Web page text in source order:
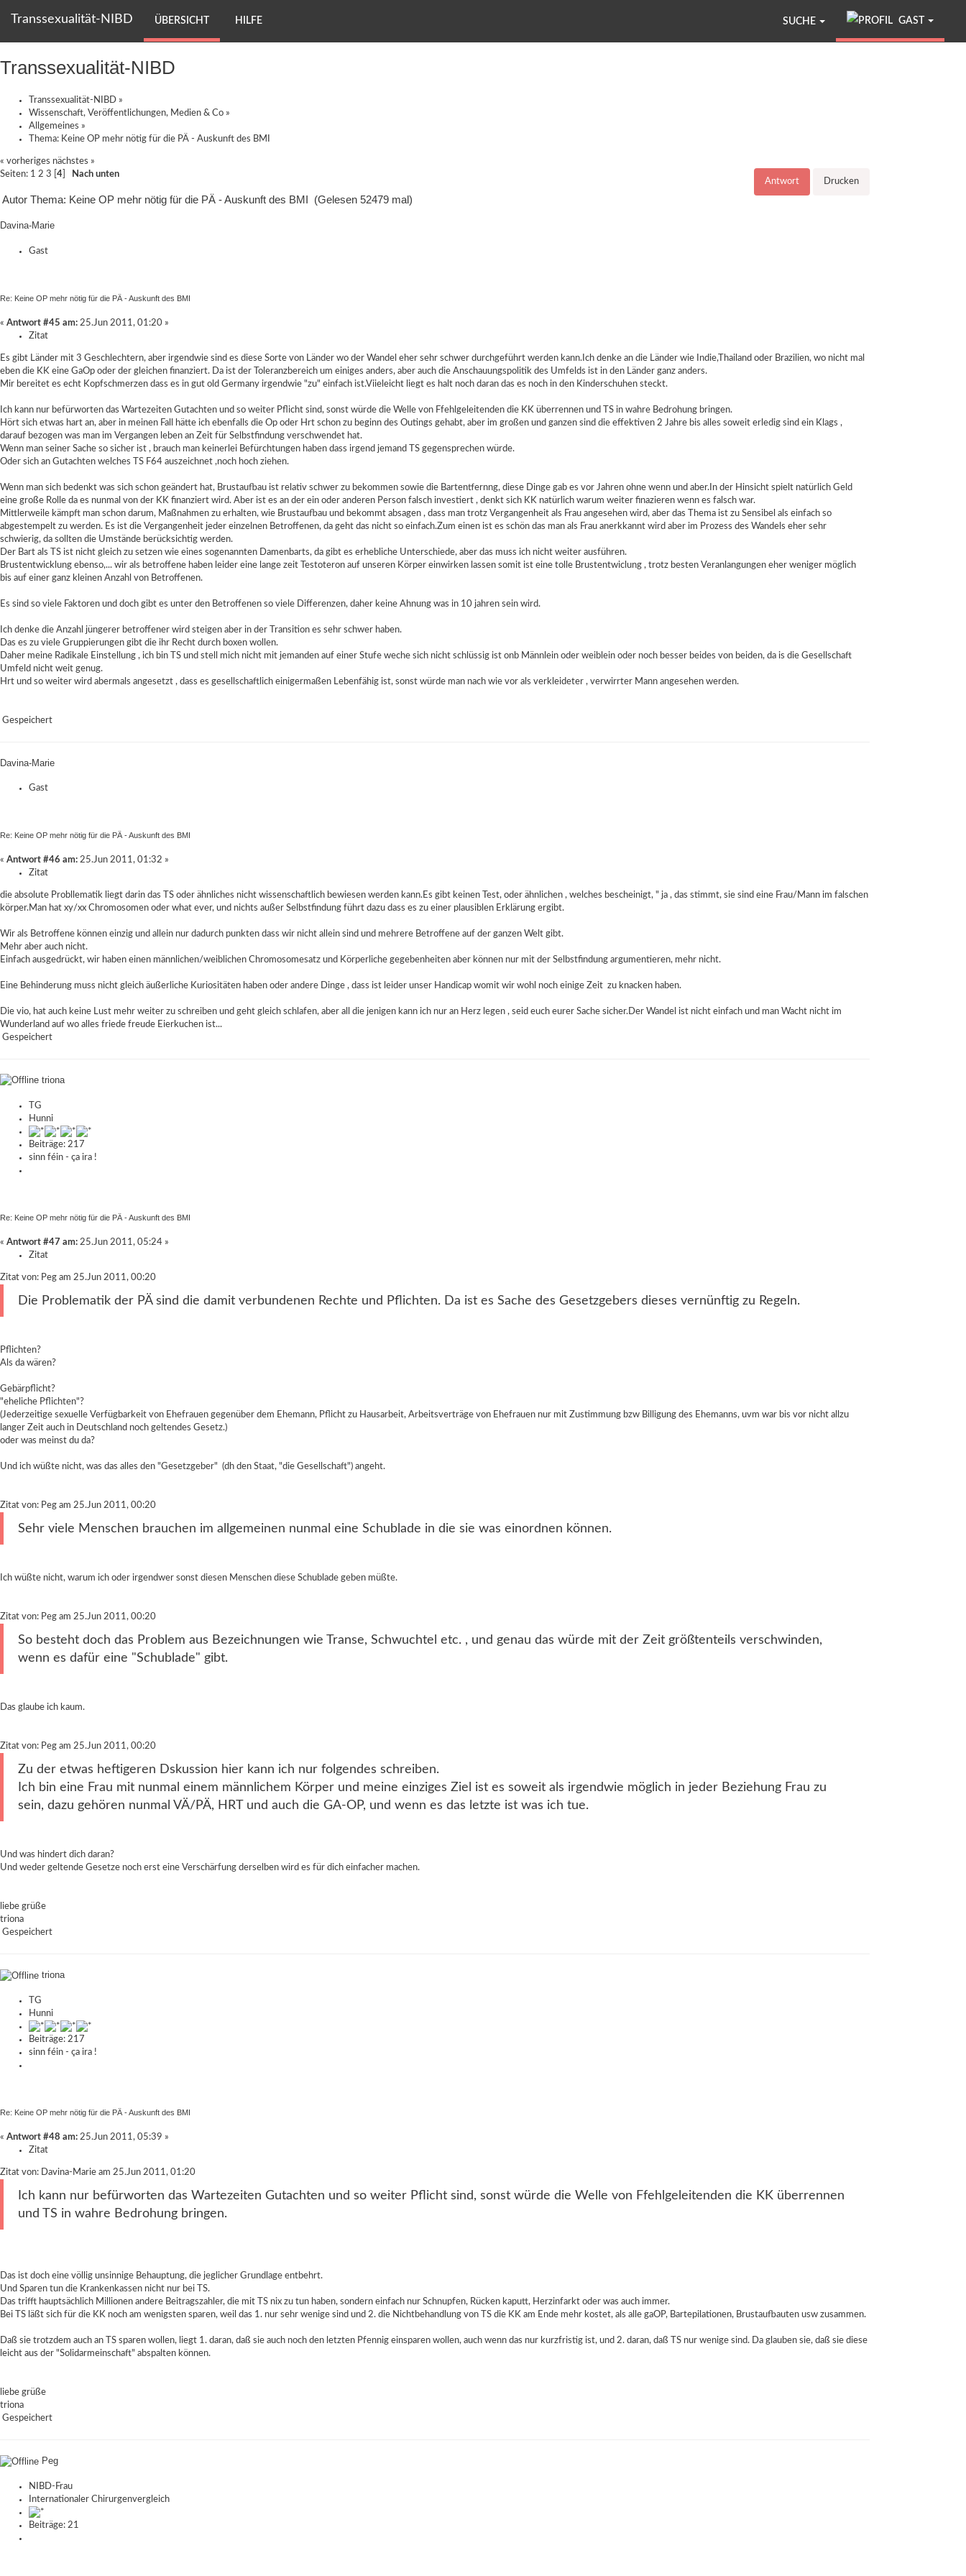
Transsexualität-NIBD ÜBERSICHT HILFE GAST
SUCHE
Transsexualität-NIBD
Transsexualität-NIBD »
Wissenschaft, Veröffentlichungen, Medien & Co »
Allgemeines »
Thema: Keine OP mehr nötig für die PÄ - Auskunft des BMI
« vorheriges nächstes »
Antwort Drucken
Seiten: 1 2 3 4 Nach unten
Autor Thema: Keine OP mehr nötig für die PÄ - Auskunft des BMI (Gelesen 52479 mal)
Davina-Marie
Gast
Re: Keine OP mehr nötig für die PÄ - Auskunft des BMI
« Antwort #45 am: 25.Jun 2011, 01:20 »
Zitat
Es gibt Länder mit 3 Geschlechtern, aber irgendwie sind es diese Sorte von Länder wo der Wandel eher sehr schwer durchgeführt werden kann.Ich denke an die Länder wie Indie,Thailand oder Brazilien, wo nicht mal
eben die KK eine GaOp oder der gleichen finanziert. Da ist der Toleranzbereich um einiges anders, aber auch die Anschauungspolitik des Umfelds ist in den Länder ganz anders.
Mir bereitet es echt Kopfschmerzen dass es in gut old Germany irgendwie "zu" einfach ist.Viieleicht liegt es halt noch daran das es noch in den Kinderschuhen steckt.
Ich kann nur befürworten das Wartezeiten Gutachten und so weiter Pflicht sind, sonst würde die Welle von Ffehlgeleitenden die KK überrennen und TS in wahre Bedrohung bringen.
Hört sich etwas hart an, aber in meinen Fall hätte ich ebenfalls die Op oder Hrt schon zu beginn des Outings gehabt, aber im großen und ganzen sind die effektiven 2 Jahre bis alles soweit erledig sind ein Klags ,
darauf bezogen was man im Vergangen leben an Zeit für Selbstfindung verschwendet hat.
Wenn man seiner Sache so sicher ist , brauch man keinerlei Befürchtungen haben dass irgend jemand TS gegensprechen würde.
Oder sich an Gutachten welches TS F64 auszeichnet ,noch hoch ziehen.
Wenn man sich bedenkt was sich schon geändert hat, Brustaufbau ist relativ schwer zu bekommen sowie die Bartentfernng, diese Dinge gab es vor Jahren ohne wenn und aber.In der Hinsicht spielt natürlich Geld
eine große Rolle da es nunmal von der KK finanziert wird. Aber ist es an der ein oder anderen Person falsch investiert , denkt sich KK natürlich warum weiter finazieren wenn es falsch war.
Mittlerweile kämpft man schon darum, Maßnahmen zu erhalten, wie Brustaufbau und bekommt absagen , dass man trotz Vergangenheit als Frau angesehen wird, aber das Thema ist zu Sensibel als einfach so
abgestempelt zu werden. Es ist die Vergangenheit jeder einzelnen Betroffenen, da geht das nicht so einfach.Zum einen ist es schön das man als Frau anerkkannt wird aber im Prozess des Wandels eher sehr
schwierig, da sollten die Umstände berücksichtig werden.
Der Bart als TS ist nicht gleich zu setzen wie eines sogenannten Damenbarts, da gibt es erhebliche Unterschiede, aber das muss ich nicht weiter ausführen.
Brustentwicklung ebenso,... wir als betroffene haben leider eine lange zeit Testoteron auf unseren Körper einwirken lassen somit ist eine tolle Brustentwiclung , trotz besten Veranlangungen eher weniger möglich
bis auf einer ganz kleinen Anzahl von Betroffenen.
Es sind so viele Faktoren und doch gibt es unter den Betroffenen so viele Differenzen, daher keine Ahnung was in 10 jahren sein wird.
Ich denke die Anzahl jüngerer betroffener wird steigen aber in der Transition es sehr schwer haben.
Das es zu viele Gruppierungen gibt die ihr Recht durch boxen wollen.
Daher meine Radikale Einstellung , ich bin TS und stell mich nicht mit jemanden auf einer Stufe weche sich nicht schlüssig ist onb Männlein oder weiblein oder noch besser beides von beiden, da is die Gesellschaft
Umfeld nicht weit genug.
Hrt und so weiter wird abermals angesetzt , dass es gesellschaftlich einigermaßen Lebenfähig ist, sonst würde man nach wie vor als verkleideter , verwirrter Mann angesehen werden.
Gespeichert
Davina-Marie
Gast
Re: Keine OP mehr nötig für die PÄ - Auskunft des BMI
« Antwort #46 am: 25.Jun 2011, 01:32 »
Zitat
die absolute Probllematik liegt darin das TS oder ähnliches nicht wissenschaftlich bewiesen werden kann.Es gibt keinen Test, oder ähnlichen , welches bescheinigt, " ja , das stimmt, sie sind eine Frau/Mann im falschen
körper.Man hat xy/xx Chromosomen oder what ever, und nichts außer Selbstfindung führt dazu dass es zu einer plausiblen Erklärung ergibt.
Wir als Betroffene können einzig und allein nur dadurch punkten dass wir nicht allein sind und mehrere Betroffene auf der ganzen Welt gibt.
Mehr aber auch nicht.
Einfach ausgedrückt, wir haben einen männlichen/weiblichen Chromosomesatz und Körperliche gegebenheiten aber können nur mit der Selbstfindung argumentieren, mehr nicht.
Eine Behinderung muss nicht gleich äußerliche Kuriositäten haben oder andere Dinge , dass ist leider unser Handicap womit wir wohl noch einige Zeit zu knacken haben.
Die vio, hat auch keine Lust mehr weiter zu schreiben und geht gleich schlafen, aber all die jenigen kann ich nur an Herz legen , seid euch eurer Sache sicher.Der Wandel ist nicht einfach und man Wacht nicht im
Wunderland auf wo alles friede freude Eierkuchen ist...
Gespeichert
triona
TG
Hunni
Beiträge: 217
sinn féin - ça ira !
Re: Keine OP mehr nötig für die PÄ - Auskunft des BMI
« Antwort #47 am: 25.Jun 2011, 05:24 »
Zitat
Zitat von: Peg am 25.Jun 2011, 00:20
Die Problematik der PÄ sind die damit verbundenen Rechte und Pflichten. Da ist es Sache des Gesetzgebers dieses vernünftig zu Regeln.
Pflichten?
Als da wären?
Gebärpflicht?
"eheliche Pflichten"?
(Jederzeitige sexuelle Verfügbarkeit von Ehefrauen gegenüber dem Ehemann, Pflicht zu Hausarbeit, Arbeitsverträge von Ehefrauen nur mit Zustimmung bzw Billigung des Ehemanns, uvm war bis vor nicht allzu
langer Zeit auch in Deutschland noch geltendes Gesetz.)
oder was meinst du da?
Und ich wüßte nicht, was das alles den "Gesetzgeber" (dh den Staat, "die Gesellschaft") angeht.
Zitat von: Peg am 25.Jun 2011, 00:20
Sehr viele Menschen brauchen im allgemeinen nunmal eine Schublade in die sie was einordnen können.
Ich wüßte nicht, warum ich oder irgendwer sonst diesen Menschen diese Schublade geben müßte.
Zitat von: Peg am 25.Jun 2011, 00:20
So besteht doch das Problem aus Bezeichnungen wie Transe, Schwuchtel etc. , und genau das würde mit der Zeit größtenteils verschwinden,
wenn es dafür eine "Schublade" gibt.
Das glaube ich kaum.
Zitat von: Peg am 25.Jun 2011, 00:20
Zu der etwas heftigeren Dskussion hier kann ich nur folgendes schreiben.
Ich bin eine Frau mit nunmal einem männlichem Körper und meine einziges Ziel ist es soweit als irgendwie möglich in jeder Beziehung Frau zu
sein, dazu gehören nunmal VÄ/PÄ, HRT und auch die GA-OP, und wenn es das letzte ist was ich tue.
Und was hindert dich daran?
Und weder geltende Gesetze noch erst eine Verschärfung derselben wird es für dich einfacher machen.
liebe grüße
triona
Gespeichert
triona
TG
Hunni
Beiträge: 217
sinn féin - ça ira !
Re: Keine OP mehr nötig für die PÄ - Auskunft des BMI
« Antwort #48 am: 25.Jun 2011, 05:39 »
Zitat
Zitat von: Davina-Marie am 25.Jun 2011, 01:20
Ich kann nur befürworten das Wartezeiten Gutachten und so weiter Pflicht sind, sonst würde die Welle von Ffehlgeleitenden die KK überrennen
und TS in wahre Bedrohung bringen.
Das ist doch eine völlig unsinnige Behauptung, die jeglicher Grundlage entbehrt.
Und Sparen tun die Krankenkassen nicht nur bei TS.
Das trifft hauptsächlich Millionen andere Beitragszahler, die mit TS nix zu tun haben, sondern einfach nur Schnupfen, Rücken kaputt, Herzinfarkt oder was auch immer.
Bei TS läßt sich für die KK noch am wenigsten sparen, weil das 1. nur sehr wenige sind und 2. die Nichtbehandlung von TS die KK am Ende mehr kostet, als alle gaOP, Bartepilationen, Brustaufbauten usw zusammen.
Daß sie trotzdem auch an TS sparen wollen, liegt 1. daran, daß sie auch noch den letzten Pfennig einsparen wollen, auch wenn das nur kurzfristig ist, und 2. daran, daß TS nur wenige sind. Da glauben sie, daß sie diese
leicht aus der "Solidarmeinschaft" abspalten können.
liebe grüße
triona
Gespeichert
Peg
NIBD-Frau
Internationaler Chirurgenvergleich
Beiträge: 21